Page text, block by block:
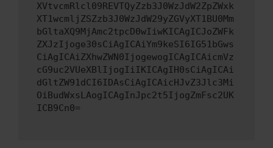
XVtvcmRlcl09REVTQyZzb3J0WzJdW2ZpZWxk
XT1wcmljZSZzb3J0WzJdW29yZGVyXT1BU0Mm
bGltaXQ9MjAmc2tpcD0wIiwKICAgICJoZWFk
ZXJzIjoge30sCiAgICAiYm9keSI6IG51bGws
CiAgICAiZXhwZWN0IjogewogICAgICAicmVz
cG9uc2VUeXBlIjogIiIKICAgIH0sCiAgICAi
dGltZW91dCI6IDAsCiAgICAicHJvZ3Jlc3Mi
OiBudWxsLAogICAgInJpc2t5IjogZmFsc2UK
ICB9Cn0=